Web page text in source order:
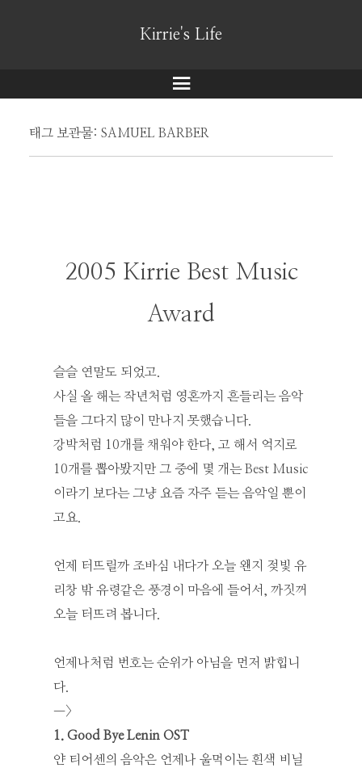
Kirrie's Life
메
태그 보관물: SAMUEL BARBER
2005 Kirrie Best Music
Award
슬슬 연말도 되었고.
사실 올 해는 작년처럼 영혼까지 흔들리는 음악
들을 그다지 많이 만나지 못했습니다.
강박처럼 10개를 채워야 한다, 고 해서 억지로
10개를 뽑아봤지만 그 중에 몇 개는 Best Music
이라기 보다는 그냥 요즘 자주 듣는 음악일 뿐이
고요.
언제 터뜨릴까 조바심 내다가 오늘 왠지 젖빛 유
리창 밖 유령같은 풍경이 마음에 들어서, 까짓꺼
오늘 터뜨려 봅니다.
언제나처럼 번호는 순위가 아님을 먼저 밝힙니
다.
—>
1. Good Bye Lenin OST
얀 티어센의 음악은 언제나 울먹이는 흰색 비닐